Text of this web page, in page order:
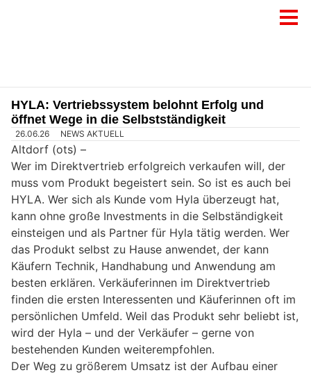
HYLA: Vertriebssystem belohnt Erfolg und
öffnet Wege in die Selbstständigkeit
26.06.26 NEWS AKTUELL
Altdorf (ots) –
Wer im Direktvertrieb erfolgreich verkaufen will, der
muss vom Produkt begeistert sein. So ist es auch bei
HYLA. Wer sich als Kunde vom Hyla überzeugt hat,
kann ohne große Investments in die Selbständigkeit
einsteigen und als Partner für Hyla tätig werden. Wer
das Produkt selbst zu Hause anwendet, der kann
Käufern Technik, Handhabung und Anwendung am
besten erklären. Verkäuferinnen im Direktvertrieb
finden die ersten Interessenten und Käuferinnen oft im
persönlichen Umfeld. Weil das Produkt sehr beliebt ist,
wird der Hyla – und der Verkäufer – gerne von
bestehenden Kunden weiterempfohlen.
Der Weg zu größerem Umsatz ist der Aufbau einer